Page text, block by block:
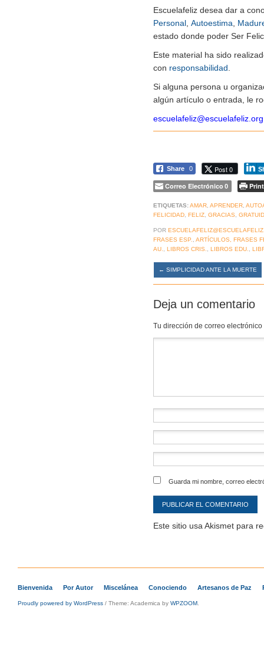
Escuelafeliz desea dar a
Personal Autoestima
estado donde poder Ser
Este material ha sido
con responsabilidad
Si alguna persona u
algún artículo o entrada, le
escuelafeliz@escuelafeliz.org
Share 0 Post 0
Correo Electrónico 0 Print
ETIQUETAS:AMAR APRENDER
FELICIDAD FELIZ GRACIAS
POR
FRASES ESP.
ARTÍCULOS, FRASES
AU.
LIBROS CRIS. LIBROS EDU.
← SIMPLICIDAD ANTE LA MUERTE
Deja un comentario
Tu dirección de correo
Guarda mi nombre, correo
Este sitio usa Akismet para
Bienvenida Por Autor Miscelánea Conociendo Artesanos de Paz
Proudly powered by WordPress / Theme: Academica by WPZOOM